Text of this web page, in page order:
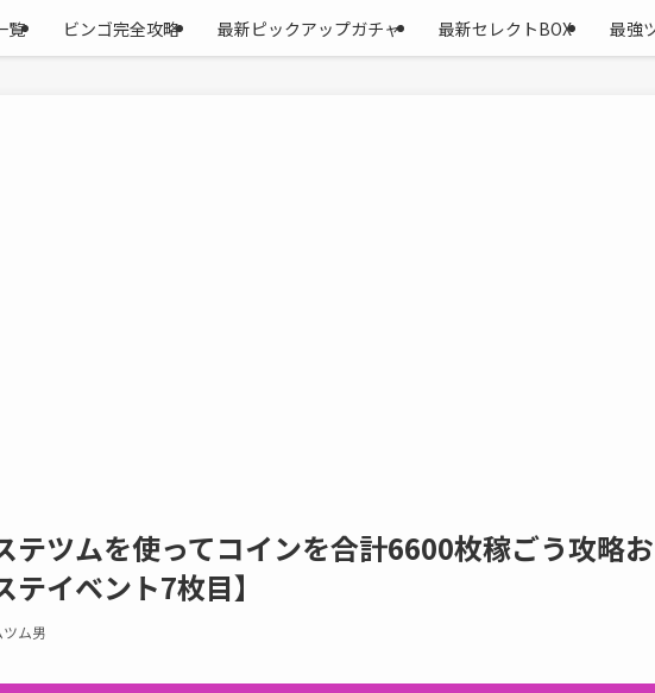
覧 ビンゴ完全攻略 最新ピックアップガチャ 最新セレクトBOX 最強
テツムを使ってコインを合計6600枚稼ごう攻略お
イベント7枚目】
ツム男